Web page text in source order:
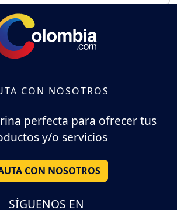
CON NOSOTROS
perfecta para ofrecer tus
y/o servicios
CON NOSOTROS
SÍGUENOS EN